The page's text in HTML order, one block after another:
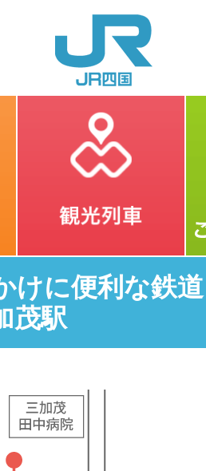
けに便利な鉄
茂駅